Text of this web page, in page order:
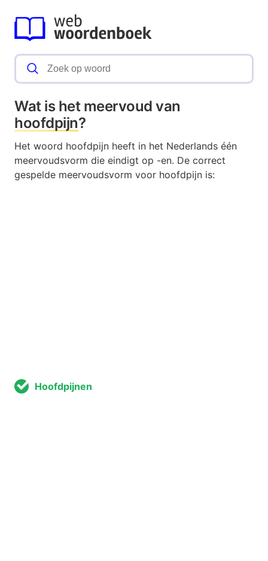
Wat is het meervoud van
hoofdpijn?
Het woord hoofdpijn heeft in het Nederlands één
meervoudsvorm die eindigt op -en. De correct
gespelde meervoudsvorm voor hoofdpijn is:
Hoofdpijnen